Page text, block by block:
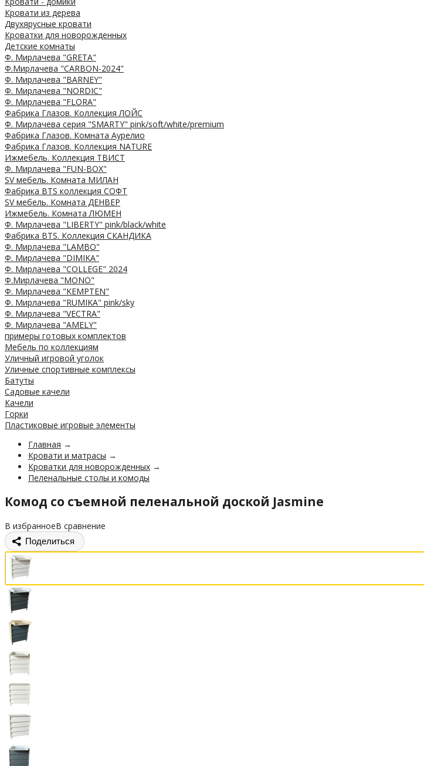
Кровати из дерева
Двухярусные кровати
Кроватки для новорожденных
Детские комнаты
Ф. Мирлачева "GRETA"
Ф.Мирлачева "CARBON-2024"
Ф. Мирлачева "BARNEY"
Ф. Мирлачева "NORDIC"
Ф. Мирлачева "FLORA"
Фабрика Глазов. Коллекция ЛОЙС
Ф. Мирлачева серия "SMARTY" pink/soft/white/premium
Фабрика Глазов. Комната Аурелио
Фабрика Глазов. Коллекция NATURE
Ижмебель. Коллекция ТВИСТ
Ф. Мирлачева "FUN-BOX"
SV мебель. Комната МИЛАН
Фабрика BTS коллекция СОФТ
SV мебель. Комната ДЕНВЕР
Ижмебель. Комната ЛЮМЕН
Ф. Мирлачева "LIBERTY" pink/black/white
Фабрика BTS. Коллекция СКАНДИКА
Ф. Мирлачева "LAMBO"
Ф. Мирлачева "DIMIKA"
Ф. Мирлачева "COLLEGE" 2024
Ф.Мирлачева "MONO"
Ф. Мирлачева "KEMPTEN"
Ф. Мирлачева "RUMIKA" pink/sky
Ф. Мирлачева "VECTRA"
Ф. Мирлачева "AMELY"
примеры готовых комплектов
Мебель по коллекциям
Уличный игровой уголок
Уличные спортивные комплексы
Батуты
Садовые качели
Качели
Горки
Пластиковые игровые элементы
Главная →
Кровати и матрасы →
Кроватки для новорожденных →
Пеленальные столы и комоды
Комод со съемной пеленальной доской Jasmine
В избранноеВ сравнение
Поделиться